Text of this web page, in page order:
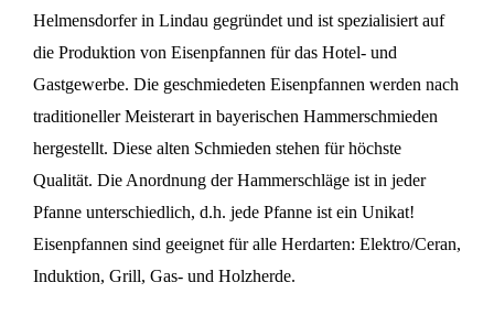
Helmensdorfer in Lindau gegründet und ist spezialisiert auf
die Produktion von Eisenpfannen für das Hotel- und
Gastgewerbe. Die geschmiedeten Eisenpfannen werden nach
traditioneller Meisterart in bayerischen Hammerschmieden
hergestellt. Diese alten Schmieden stehen für höchste
Qualität. Die Anordnung der Hammerschläge ist in jeder
Pfanne unterschiedlich, d.h. jede Pfanne ist ein Unikat!
Eisenpfannen sind geeignet für alle Herdarten: Elektro/Ceran,
Induktion, Grill, Gas- und Holzherde.